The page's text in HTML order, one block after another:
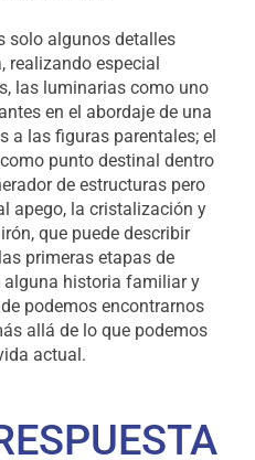
solo algunos detalles
realizando especial
las luminarias como uno
en el abordaje de una
a las figuras parentales; el
punto destinal dentro
de estructuras pero
apego, la cristalización y
que puede describir
primeras etapas de
alguna historia familiar y
podemos encontrarnos
allá de lo que podemos
actual.